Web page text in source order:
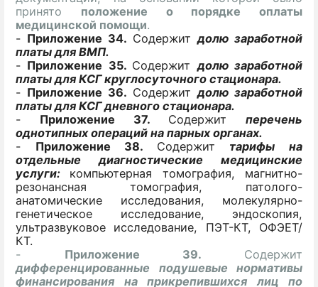
принято положение о порядке оплаты
медицинской помощи.
- Приложение 34. Содержит долю заработной
платы для ВМП.
- Приложение 35. Содержит долю заработной
платы для КСГ круглосуточного стационара.
- Приложение 36. Содержит долю заработной
платы для КСГ дневного стационара.
-
Приложение 37. Содержит
перечень
однотипных операций на парных органах.
-
Приложение 38. Содержит тарифы на
отдельные диагностические медицинские
услуги: компьютерная томография, магнитно-
резонансная томография, патолого-
анатомические исследования, молекулярно-
генетическое исследование, эндоскопия,
ультразвуковое исследование, ПЭТ-КТ, ОФЭЕТ/
КТ.
- Приложение 39. Содержит
дифференцированные подушевые нормативы
финансирования на прикрепившихся лиц по